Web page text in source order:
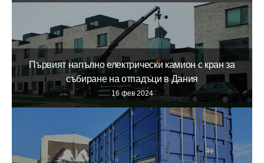
Първият напълно електрически камион с кран за
събиране на отпадъци в Дания
16 фев 2024